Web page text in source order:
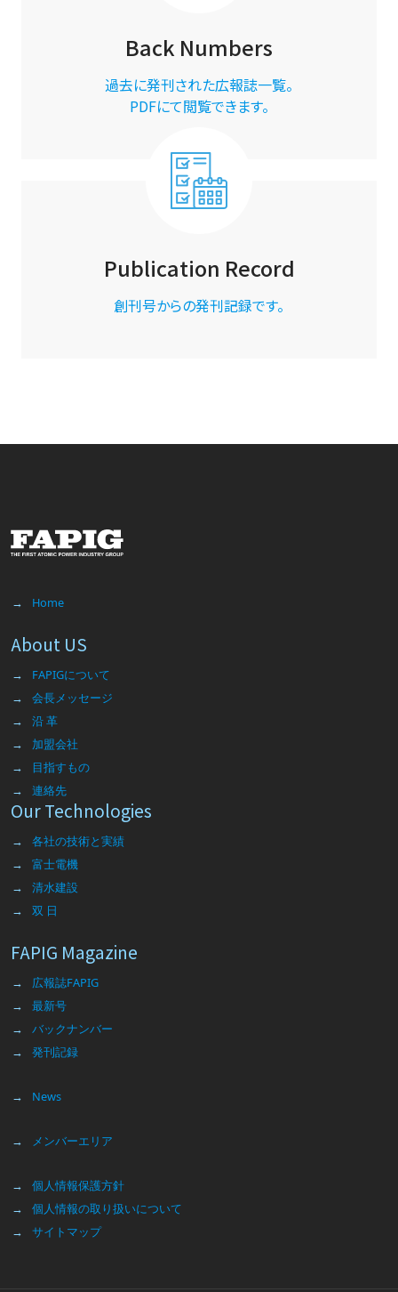
Back Numbers
過去に発刊された広報誌一覧。
PDFにて閲覧できます。
Publication Record
創刊号からの発刊記録です。
Home
About US
FAPIGについて
会長メッセージ
沿 革
加盟会社
目指すもの
連絡先
Our Technologies
各社の技術と実績
富士電機
清水建設
双 日
FAPIG Magazine
広報誌FAPIG
最新号
バックナンバー
発刊記録
News
メンバーエリア
個人情報保護方針
個人情報の取り扱いについて
サイトマップ